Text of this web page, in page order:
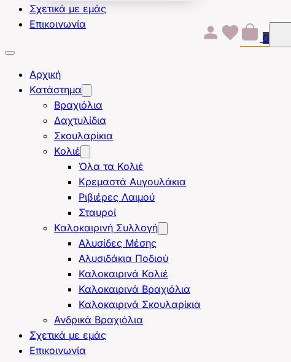
Σχετικά με εμάς
Επικοινωνία
Αρχική
Κατάστημα
Βραχιόλια
Δαχτυλίδια
Σκουλαρίκια
Κολιέ
Όλα τα Κολιέ
Κρεμαστά Αυγουλάκια
Ριβιέρες Λαιμού
Σταυροί
Καλοκαιρινή Συλλογή
Αλυσίδες Μέσης
Αλυσιδάκια Ποδιού
Καλοκαιρινά Κολιέ
Καλοκαιρινά Βραχιόλια
Καλοκαιρινά Σκουλαρίκια
Ανδρικά Βραχιόλια
Σχετικά με εμάς
Επικοινωνία
0